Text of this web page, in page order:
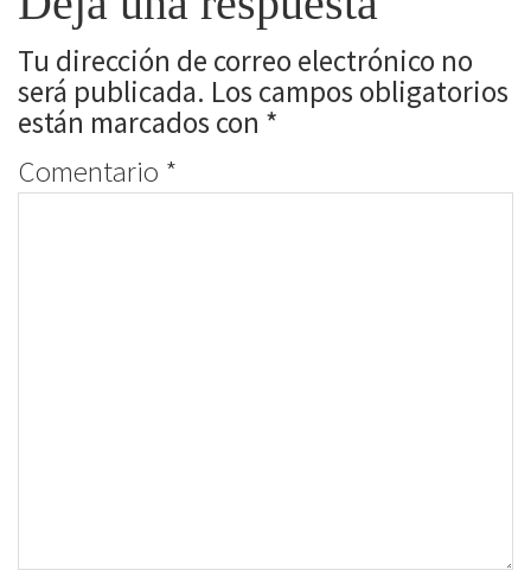
Tu dirección de correo electrónico no
será publicada. Los campos obligatorios
están marcados con *
Comentario *